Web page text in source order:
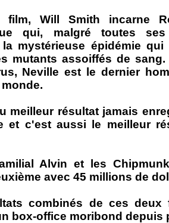
film, Will Smith incarne
qui, malgré toutes
la mystérieuse épidémie
mutants assoiffés de sang.
Neville est le dernier
meilleur résultat jamais
et c'est aussi le meilleur
Alvin et les
avec 45 millions de
combinés de ces deux
box-office moribond depuis